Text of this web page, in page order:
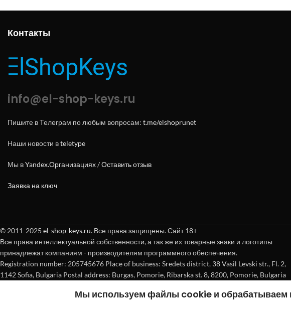
Контакты
info@el-shop-keys.ru
Пишите в Телеграм по любым вопросам: t.me/elshoprunet
Наши новости вteletype
Мы вYandex.Организациях/Оставить отзыв
Заявка на ключ
© 2011-2025 el-shop-keys.ru. Все права защищены. Сайт 18+
Все права интеллектуальной собственности, а так же их товарные знаки и логотипы
принадлежат компаниям - производителям программного обеспечения.
Registration number: 205745676 Place of business: Sredets district, 38 Vasil Levski str., Fl. 2,
1142 Sofia, Bulgaria Postal address: Burgas, Pomorie, Ribarska st. 8, 8200, Pomorie, Bulgaria
Мы используем файлы cookie и обрабатываем